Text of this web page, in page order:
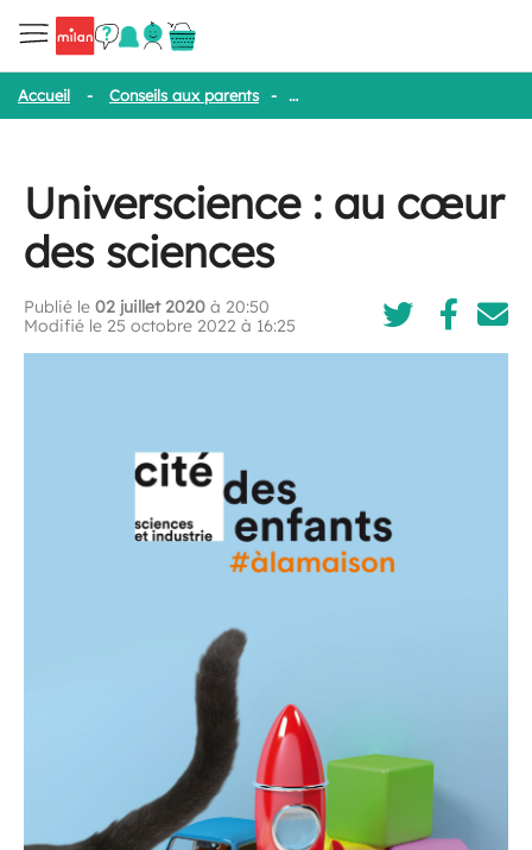
Accueil - Conseils aux parents - Universcience : au cœur des
Universcience : au cœur
des sciences
Publié le 02 juillet 2020 à 20:50
Modifié le 25 octobre 2022 à 16:25